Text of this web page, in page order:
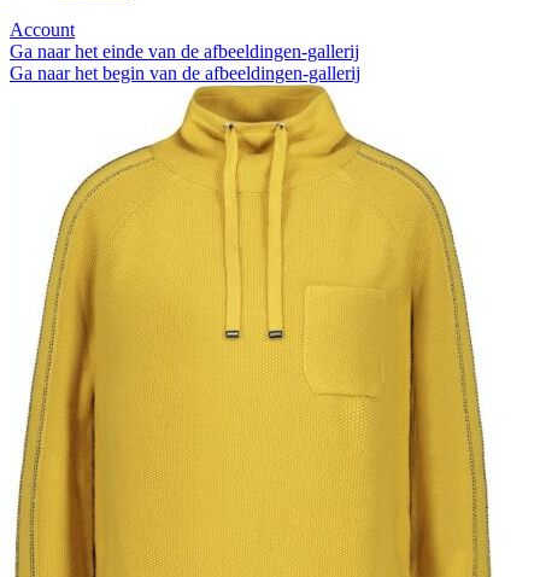
Account
Ga naar het einde van de afbeeldingen-gallerij
Ga naar het begin van de afbeeldingen-gallerij